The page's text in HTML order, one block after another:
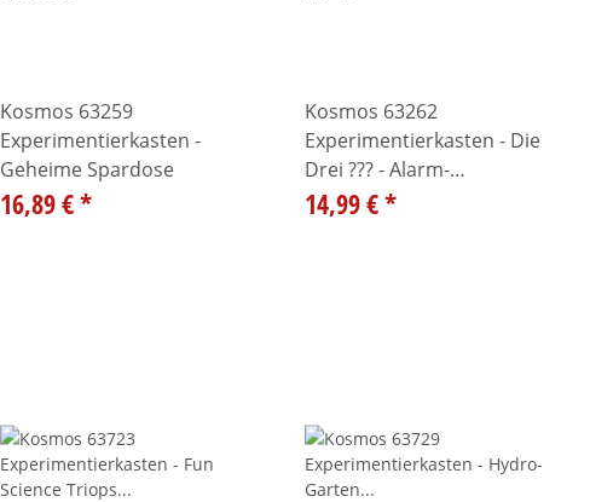
Kosmos 63259
Experimentierkasten -
Geheime Spardose
16,89 €*
Kosmos 63262
Experimentierkasten - Die
Drei ??? - Alarm-
Handschellen
14,99 €*